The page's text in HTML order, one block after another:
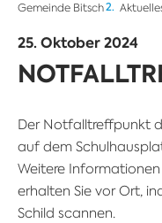
Gemeinde Bitsch
25. Oktober 2024
Der Notfalltreffpunkt
auf dem
Weitere
erhalten Sie vor Ort,
Schild scannen.